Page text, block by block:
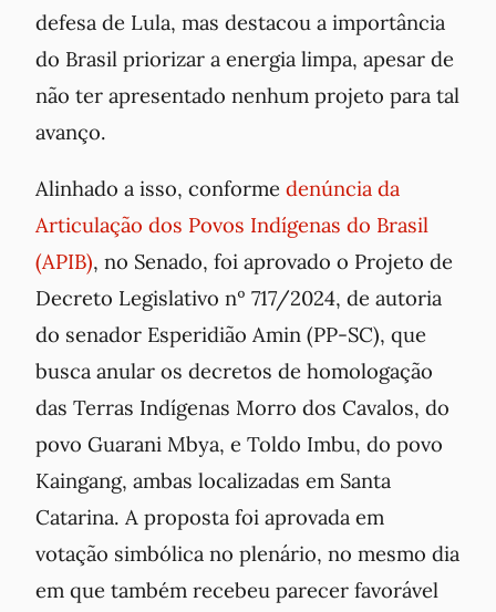
defesa de Lula, mas destacou a importância
do Brasil priorizar a energia limpa, apesar de
não ter apresentado nenhum projeto para tal
avanço.
Alinhado a isso, conforme denúncia da
Articulação dos Povos Indígenas do Brasil
(APIB), no Senado, foi aprovado o Projeto de
Decreto Legislativo nº 717/2024, de autoria
do senador Esperidião Amin (PP-SC), que
busca anular os decretos de homologação
das Terras Indígenas Morro dos Cavalos, do
povo Guarani Mbya, e Toldo Imbu, do povo
Kaingang, ambas localizadas em Santa
Catarina. A proposta foi aprovada em
votação simbólica no plenário, no mesmo dia
em que também recebeu parecer favorável